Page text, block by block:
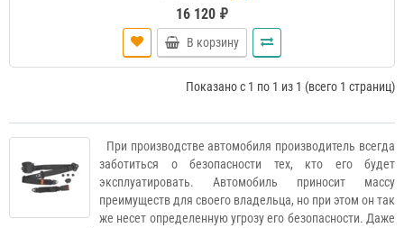
16 120 ₽
В корзину
Показано с 1 по 1 из 1 (всего 1 страниц)
При производстве автомобиля производитель всегда
заботиться о безопасности тех, кто его будет
эксплуатировать. Автомобиль приносит массу
преимуществ для своего владельца, но при этом он так
же несет определенную угрозу его безопасности. Даже